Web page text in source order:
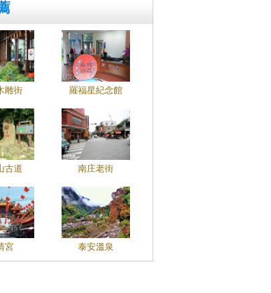
雕街 羅福星紀念館
古道 南庄老街
宮 泰安溫泉